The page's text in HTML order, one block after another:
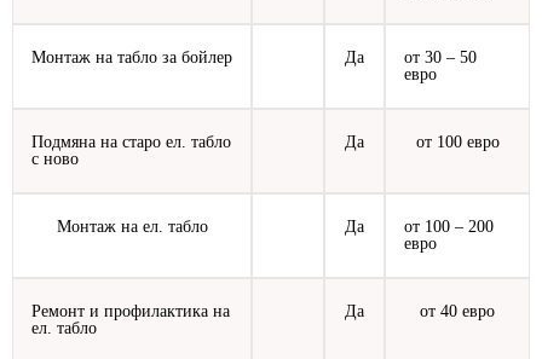
Монтаж на табло за бойлер Да
от 30 – 50
евро
Подмяна на старо ел. табло
с ново
Да от 100 евро
Монтаж на ел. табло Да
от 100 – 200
евро
Ремонт и профилактика на
ел. табло
Да от 40 евро